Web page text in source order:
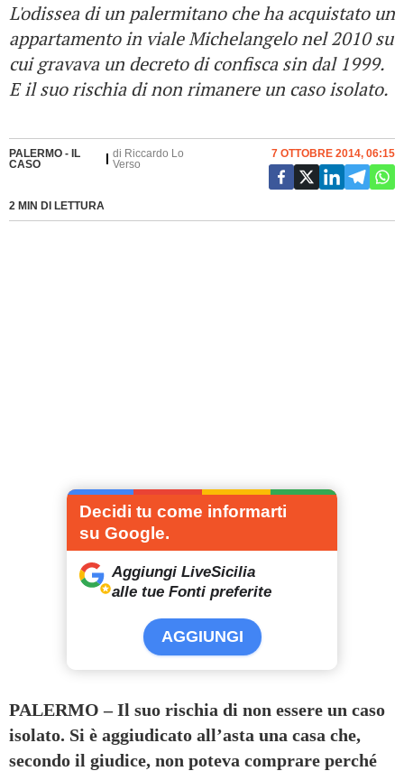
L'odissea di un palermitano che ha acquistato un
appartamento in viale Michelangelo nel 2010 su
cui gravava un decreto di confisca sin dal 1999.
E il suo rischia di non rimanere un caso isolato.
PALERMO - IL
CASO
di Riccardo Lo
Verso
2 MIN DI LETTURA
7 OTTOBRE 2014, 06:15
Decidi tu come informarti
su Google.
Aggiungi LiveSicilia
alle tue Fonti preferite
AGGIUNGI
PALERMO – Il suo rischia di non essere un caso
isolato. Si è aggiudicato all’asta una casa che,
secondo il giudice, non poteva comprare perché